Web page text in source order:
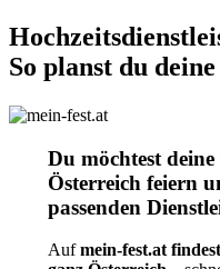
So planst du
Du möchtest
Österreich feiern
passenden
Aufmein-fest.at